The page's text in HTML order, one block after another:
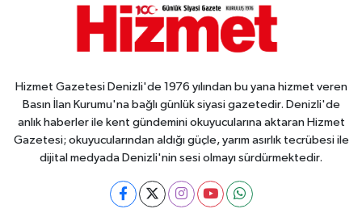
Hizmet Gazetesi Denizli'de 1976 yılından bu yana hizmet veren
Basın İlan Kurumu'na bağlı günlük siyasi gazetedir. Denizli'de
anlık haberler ile kent gündemini okuyucularına aktaran Hizmet
Gazetesi; okuyucularından aldığı güçle, yarım asırlık tecrübesi ile
dijital medyada Denizli'nin sesi olmayı sürdürmektedir.